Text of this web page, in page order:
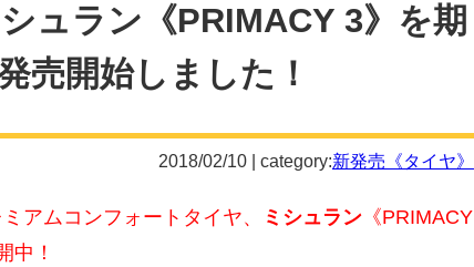
ュラン《PRIMACY 3》を期
売開始しました！
2018/02/10 | category:新発売《タイヤ》
アムコンフォートタイヤ、 ミシュラン 《PRIMACY
中！